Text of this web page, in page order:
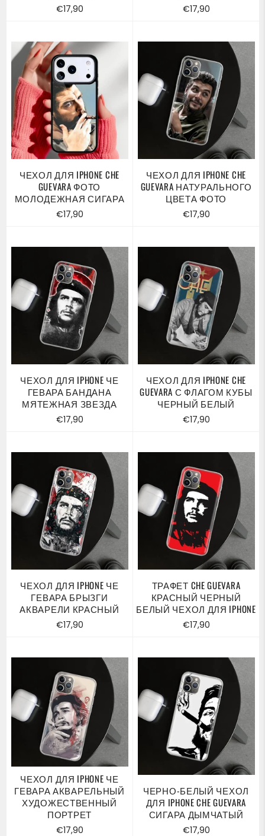
Обычная
€17,90
Обычная
€17,90
ЧЕХОЛ ДЛЯ IPHONE CHE
GUEVARA ФОТО
МОЛОДЕЖНАЯ СИГАРА
Обычная
€17,90
ЧЕХОЛ ДЛЯ IPHONE CHE
GUEVARA НАТУРАЛЬНОГО
ЦВЕТА ФОТО
Обычная
€17,90
ЧЕХОЛ ДЛЯ IPHONE ЧЕ
ГЕВАРА БАНДАНА
МЯТЕЖНАЯ ЗВЕЗДА
Обычная
€17,90
ЧЕХОЛ ДЛЯ IPHONE CHE
GUEVARA С ФЛАГОМ КУБЫ
ЧЕРНЫЙ БЕЛЫЙ
Обычная
€17,90
ЧЕХОЛ ДЛЯ IPHONE ЧЕ
ГЕВАРА БРЫЗГИ
АКВАРЕЛИ КРАСНЫЙ
Обычная
€17,90
ТРАФЕТ CHE GUEVARA
КРАСНЫЙ ЧЕРНЫЙ
БЕЛЫЙ ЧЕХОЛ ДЛЯ IPHONE
Обычная
€17,90
ЧЕХОЛ ДЛЯ IPHONE ЧЕ
ГЕВАРА АКВАРЕЛЬНЫЙ
ХУДОЖЕСТВЕННЫЙ
ПОРТРЕТ
Обычная
€17,90
ЧЕРНО-БЕЛЫЙ ЧЕХОЛ
ДЛЯ IPHONE CHE GUEVARA
СИГАРА ДЫМЧАТЫЙ
Обычная
€17,90